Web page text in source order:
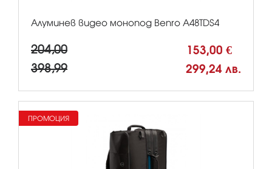
Алуминев видео монопод Benro A48TDS4
204,00 153,00 €
398,99 299,24 лв.
ПРОМОЦИЯ